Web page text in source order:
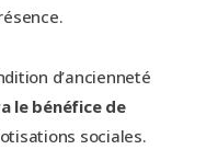
d’ancienneté
le bénéfice de
sociales.